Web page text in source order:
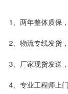
1、两年整体质保
2、物流专线发货
3、厂家现货发送
4、专业工程师上